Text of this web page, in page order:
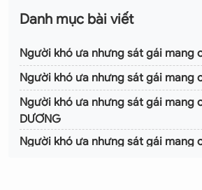
Danh mục bài viết
Người khó ưa nhưng sát gái mang
Người khó ưa nhưng sát gái mang
Người khó ưa nhưng sát gái mang
DƯƠNG
Người khó ưa nhưng sát gái mang